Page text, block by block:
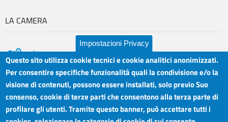
LA CAMERA
Camera di Commercio Industria Artigianato e
Agricoltura del Sud Est Sicilia
Sede legale: Via Cappuccini, 2 - Catania
Sede territoriale: Piazza della Libertà - Ragusa
Orari sportelli:
Dal Lunedì al Venerdì ore
8.30 - 12.00
Impostazioni Privacy
Questo sito utilizza cookie tecnici e cookie analitici anonimizzati.
Per consentire specifiche funzionalità quali la condivisione e/o la
visione di contenuti, possono essere installati, solo previo Suo
consenso, cookie di terze parti che consentono alla terza parte di
profilare gli utenti. Tramite questo banner, può accettare tutti i